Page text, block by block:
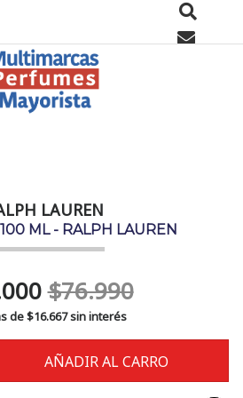
LAUREN
ML - RALPH LAUREN
$76.990
de$16.667sin interés